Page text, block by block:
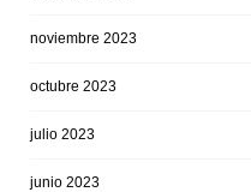
noviembre 2023
octubre 2023
julio 2023
junio 2023